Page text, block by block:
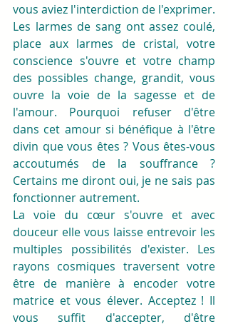
vous aviez l'interdiction de l'exprimer.
Les larmes de sang ont assez coulé,
place aux larmes de cristal, votre
conscience s'ouvre et votre champ
des possibles change, grandit, vous
ouvre la voie de la sagesse et de
l'amour. Pourquoi refuser d'être
dans cet amour si bénéfique à l'être
divin que vous êtes ? Vous êtes-vous
accoutumés de la souffrance ?
Certains me diront oui, je ne sais pas
fonctionner autrement.
La voie du cœur s'ouvre et avec
douceur elle vous laisse entrevoir les
multiples possibilités d'exister. Les
rayons cosmiques traversent votre
être de manière à encoder votre
matrice et vous élever. Acceptez ! Il
vous suffit d'accepter, d'être